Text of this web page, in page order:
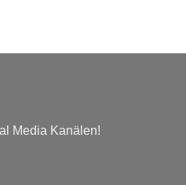
Media Kanälen!